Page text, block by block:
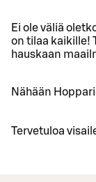
Ei ole väliä
on tilaa kaikille!
hauskaan
Nähään
Tervetuloa